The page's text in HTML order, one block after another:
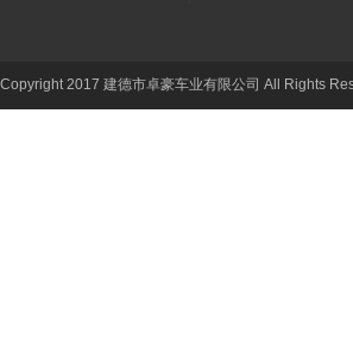
Copyright 2017 建德市卓豪车业有限公司 All